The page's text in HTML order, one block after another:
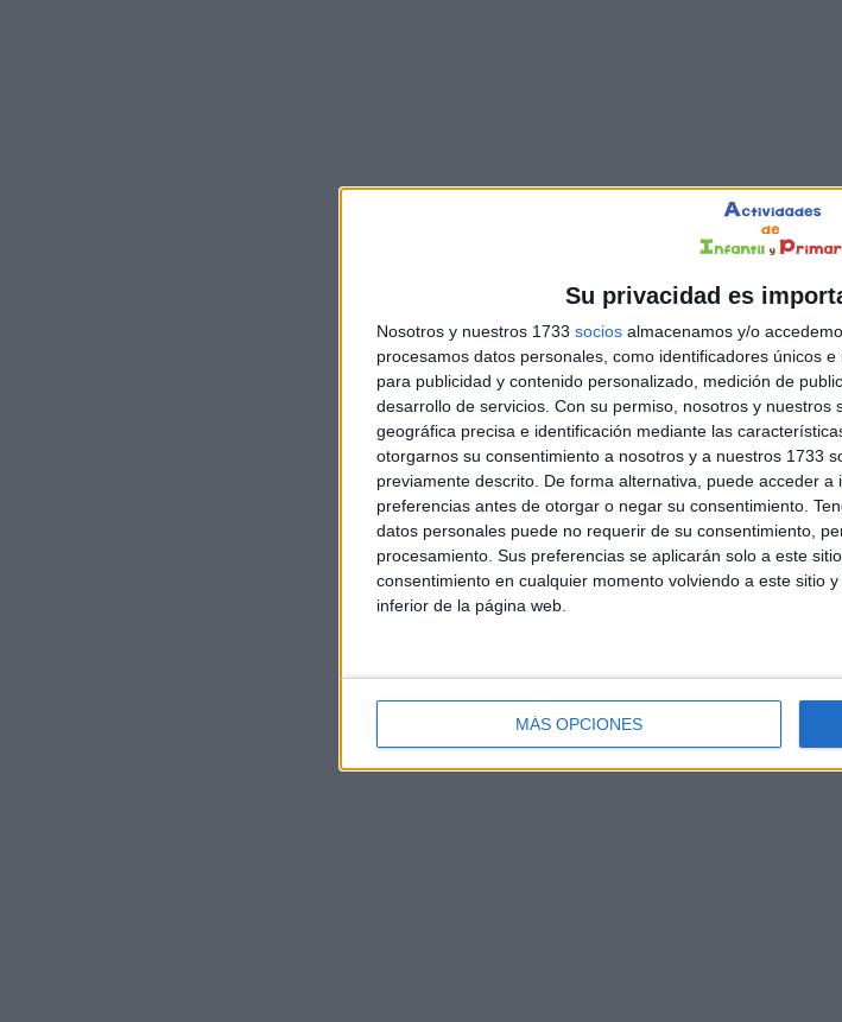
Su privacidad es
Nosotros y nuestros 1733 socios almacenamos y/o
procesamos datos personales, como identificadores únicos
para publicidad y contenido personalizado, medición de
desarrollo de servicios. Con su permiso, nosotros y nuestros
geográfica precisa e identificación mediante las
otorgarnos su consentimiento a nosotros y a nuestros 1733
previamente descrito. De forma alternativa, puede acceder
preferencias antes de otorgar o negar su consentimiento.
datos personales puede no requerir de su consentimiento,
procesamiento. Sus preferencias se aplicarán solo a este
consentimiento en cualquier momento volviendo a este sitio
inferior de la página web.
MÁS OPCIONES